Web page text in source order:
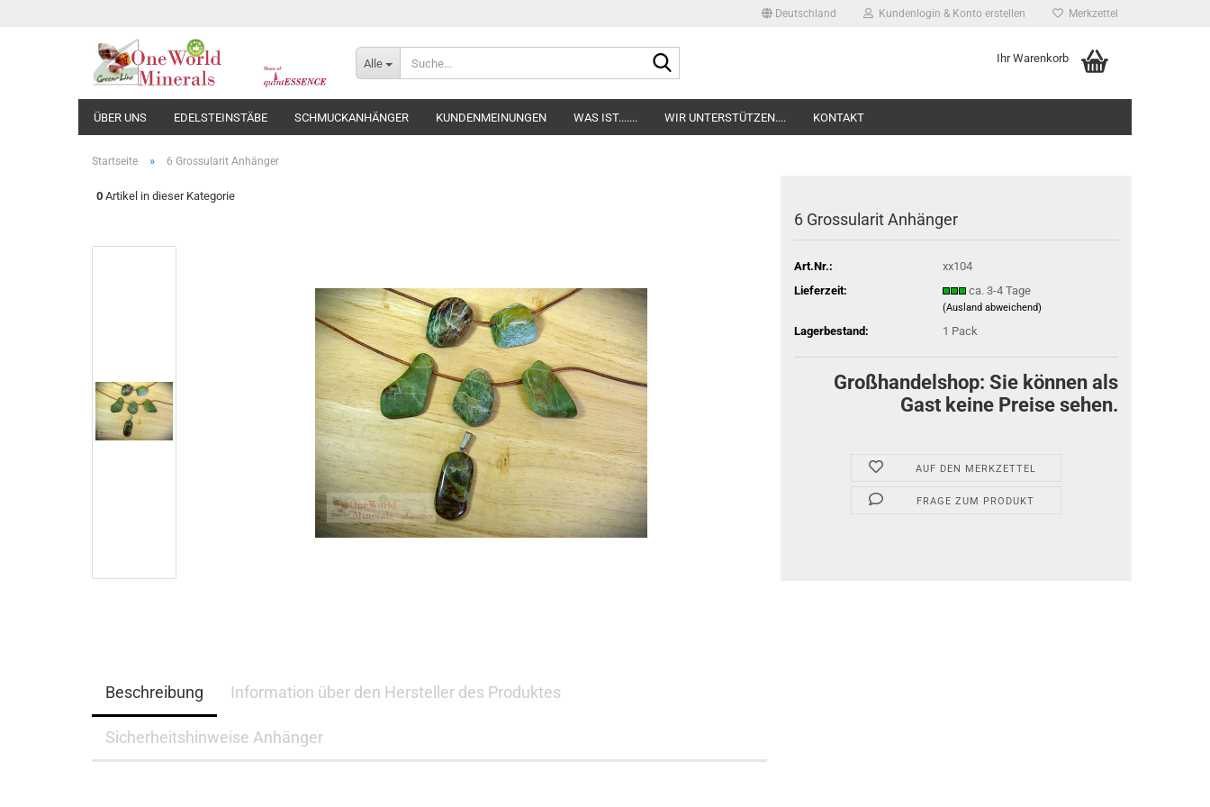
Deutschland Kundenlogin & Konto erstellen
E-Mail
Konto erstellen
Passwort vergessen?
Merkzettel
Alle Ihr Warenkorb
ÜBER UNS EDELSTEINSTÄBE SCHMUCKANHÄNGER KUNDENMEINUNGEN WAS IST....... WIR UNTERSTÜTZEN.... KONTAKT
Startseite » 6 Grossularit Anhänger
0 Artikel in dieser Kategorie
6 Gros­su­la­rit An­hän­ger
Art.Nr.:
xx104
Lieferzeit:
ca. 3-4 Tage
(Ausland abweichend)
Lagerbestand: 1 Pack
Großhandelshop: Sie können als
Gast keine Preise sehen.
AUF DEN MERKZETTEL
FRAGE ZUM PRODUKT
Beschreibung Information über den Hersteller des Produktes
Sicherheitshinweise Anhänger